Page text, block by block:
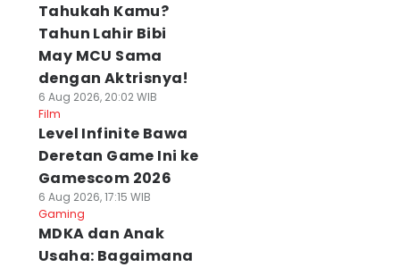
Tahukah Kamu?
Tahun Lahir Bibi
May MCU Sama
dengan Aktrisnya!
6 Aug 2026, 20:02 WIB
Film
Level Infinite Bawa
Deretan Game Ini ke
Gamescom 2026
6 Aug 2026, 17:15 WIB
Gaming
MDKA dan Anak
Usaha: Bagaimana